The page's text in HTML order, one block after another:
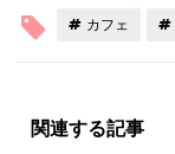
カフェ
関連する記事